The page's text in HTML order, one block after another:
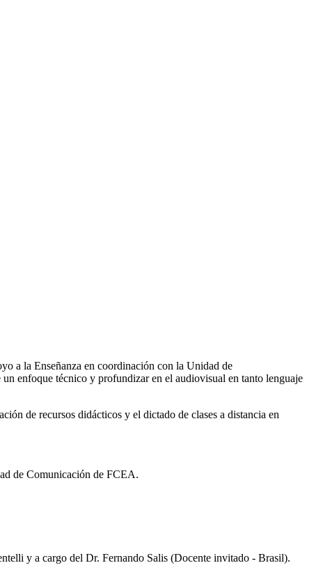
a la Enseñanza en coordinación con la Unidad de
enfoque técnico y profundizar en el audiovisual en tanto lenguaje
de recursos didácticos y el dictado de clases a distancia en
de Comunicación de FCEA.
y a cargo del Dr. Fernando Salis (Docente invitado - Brasil).